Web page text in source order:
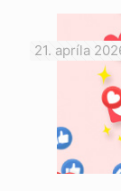
21. apríla